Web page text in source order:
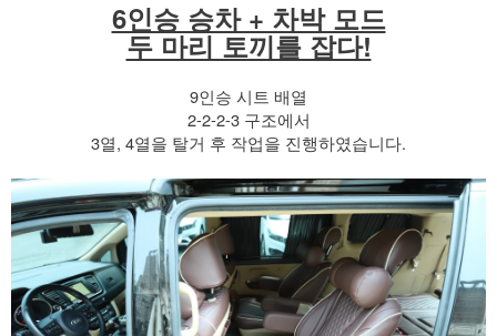
6인승 승차 + 차박 모드
두 마리 토끼를 잡다!
9인승 시트 배열
2-2-2-3 구조에서
3열, 4열을 탈거 후 작업을 진행하였습니다.